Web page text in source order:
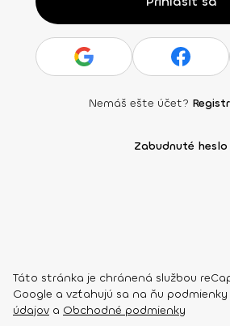
Nemáš ešte účet?
Zabudnuté heslo
Táto stránka je chránená službou
Google a vzťahujú sa na ňu podmienky
údajov a Obchodné podmienky